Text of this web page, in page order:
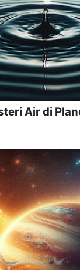
November 16, 2024
Air di